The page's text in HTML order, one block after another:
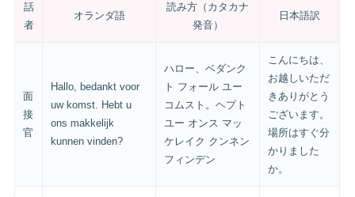
話
者
オランダ語
読み方（カタカナ
発音）
日本語訳
面
接
官
Hallo, bedankt voor
uw komst. Hebt u
ons makkelijk
kunnen vinden?
ハロー、ベダンク
ト フォール ユー
コムスト。ヘプト
ユー オンス マッ
ケレイク クンネン
フィンデン
こんにちは、
お越しいただ
きありがとう
ございます。
場所はすぐ分
かりました
か。